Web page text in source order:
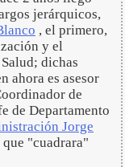
jerárquicos,
, el primero,
y el
dichas
ahora es asesor
de
de Departamento
Jorge
"cuadrara"